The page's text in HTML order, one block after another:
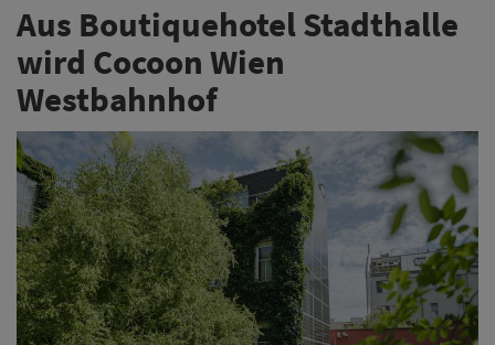
Aus Boutiquehotel Stadthalle
wird Cocoon Wien
Westbahnhof